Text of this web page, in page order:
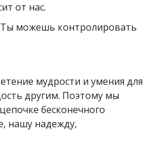
от нас.
можешь контролировать
мудрости и умения для
другим. Поэтому мы
бесконечного
нашу надежду,